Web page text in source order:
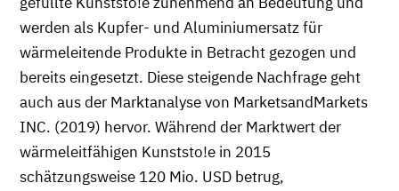
werden als Kupfer- und Aluminiumersatz für
wärmeleitende Produkte in Betracht gezogen und
bereits eingesetzt. Diese steigende Nachfrage geht
auch aus der Marktanalyse von MarketsandMarkets
INC. (2019) hervor. Während der Marktwert der
wärmeleitfähigen Kunststo!e in 2015
schätzungsweise 120 Mio. USD betrug,